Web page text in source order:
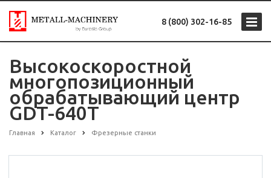
8 (800) 302-16-85
Высокоскоростной
многопозиционный
обрабатывающий центр
GDT-640T
Главная Каталог Фрезерные станки